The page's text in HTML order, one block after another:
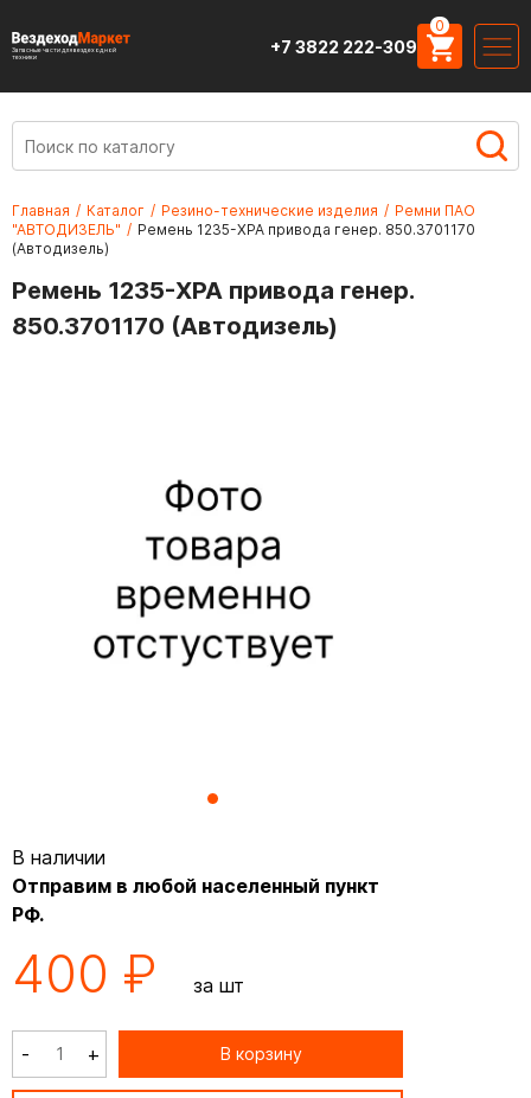
Запасные части для вездеходной
техники
+7 3822 222-309
0
Главная / Каталог / Резино-технические изделия / Ремни ПАО
"АВТОДИЗЕЛЬ" / Ремень 1235-XPA привода генер. 850.3701170
(Автодизель)
Ремень 1235-XPA привода генер.
850.3701170 (Автодизель)
В наличии
Отправим в любой населенный пункт
РФ.
400 ₽ за шт
- + В корзину